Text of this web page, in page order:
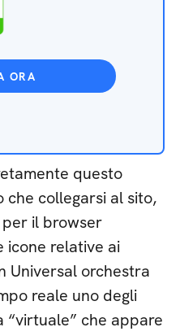
ORA
questo
collegarsi al sito,
il browser
icone relative ai
Universal orchestra
reale uno degli
“virtuale” che appare